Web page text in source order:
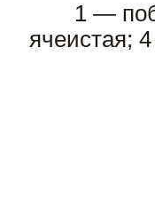
1 —
ячеистая;